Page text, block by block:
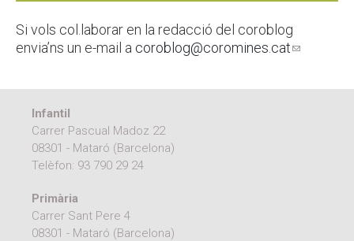
On som
GEP
EDC Estratègia Digital de Centre
Assemblea-Plenari i comissions
Comunitat d'aprenentatge
AFA Coromines
Projectes de comunitat
Qui som
Fotografies i vídeos
Àlbums de fotografies
Vídeos a Vimeo
Documents oficials
Documents oficials del projecte educatiu
Documentació econòmica de l'escola
Documents autoritzacions / Justificants
Menjador
Contacte
Moodle
Si vols col.laborar en la redacció del coroblog
envia’ns un e-mail a coroblog@coromines.cat(link
Infantil
Carrer Pascual Madoz 22
08301 - Mataró (Barcelona)
Telèfon: 93 790 29 24
Primària
Carrer Sant Pere 4
08301 - Mataró (Barcelona)